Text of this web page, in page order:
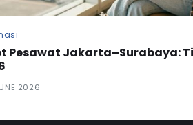
Pesawat Jakarta–Surabaya:
2026